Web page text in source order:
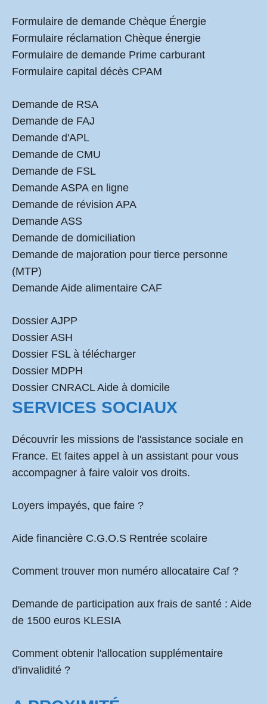
Formulaire de demande Chèque Énergie
Formulaire réclamation Chèque énergie
Formulaire de demande Prime carburant
Formulaire capital décès CPAM
Demande de RSA
Demande de FAJ
Demande d'APL
Demande de CMU
Demande de FSL
Demande ASPA en ligne
Demande de révision APA
Demande ASS
Demande de domiciliation
Demande de majoration pour tierce personne
(MTP)
Demande Aide alimentaire CAF
Dossier AJPP
Dossier ASH
Dossier FSL à télécharger
Dossier MDPH
Dossier CNRACL Aide à domicile
SERVICES SOCIAUX
Découvrir les missions de l'assistance sociale en
France. Et faites appel à un assistant pour vous
accompagner à faire valoir vos droits.
Loyers impayés, que faire ?
Aide financière C.G.O.S Rentrée scolaire
Comment trouver mon numéro allocataire Caf ?
Demande de participation aux frais de santé : Aide
de 1500 euros KLESIA
Comment obtenir l'allocation supplémentaire
d'invalidité ?